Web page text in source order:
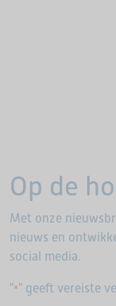
Op de
Met onze
nieuws en
social media.
"*" geeft vereiste